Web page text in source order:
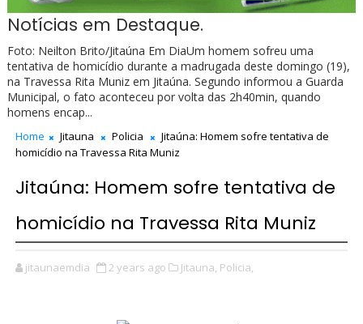
Notícias em Destaque.
Foto: Neilton Brito/Jitaúna Em DiaUm homem sofreu uma
tentativa de homicídio durante a madrugada deste domingo (19),
na Travessa Rita Muniz em Jitaúna. Segundo informou a Guarda
Municipal, o fato aconteceu por volta das 2h40min, quando
homens encap...
Home Jitauna Policia
Jitaúna: Homem sofre tentativa de
homicídio na Travessa Rita Muniz
Jitaúna: Homem sofre tentativa de
homicídio na Travessa Rita Muniz
jitaunaemdia 2 years ago Jitauna, Policia,